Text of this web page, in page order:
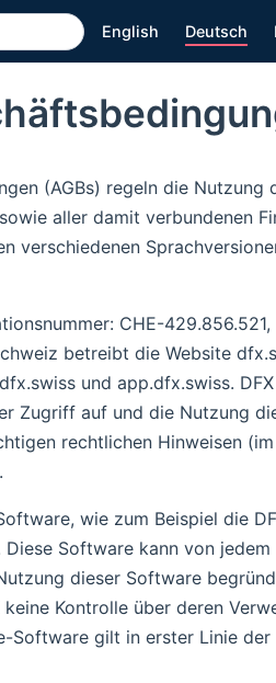
English Deutsch
(AGBs) regeln die Nutzung
aller damit verbundenen
verschiedenen
CHE-
betreibt die Website
und app.dfx.swiss.
Zugriff auf und die Nutzung
rechtlichen Hinweisen (im
wie zum Beispiel die
Software kann von
dieser Software
Kontrolle über deren
Software gilt in erster Linie der